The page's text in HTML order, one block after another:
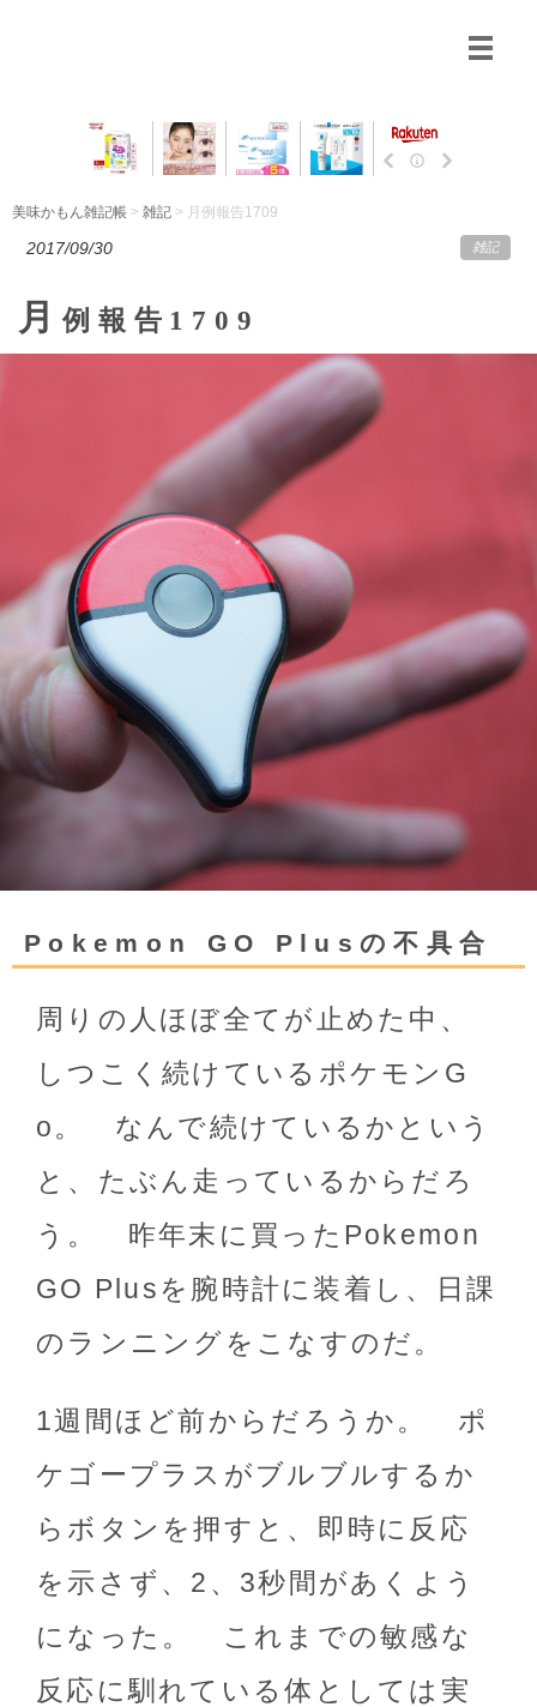
美味かもん雑記帳 > 雑記 > 月例報告1709
2017/09/30 雑記
月 例報告1709
Pokemon GO Plusの不具合
周りの人ほぼ全てが止めた中、
しつこく続けているポケモンG
o。 なんで続けているかという
と、たぶん走っているからだろ
う。 昨年末に買ったPokemon
GO Plusを腕時計に装着し、日課
のランニングをこなすのだ。
1週間ほど前からだろうか。 ポ
ケゴープラスがブルブルするか
らボタンを押すと、即時に反応
を示さず、2、3秒間があくよう
になった。 これまでの敏感な
反応に馴れている体としては実